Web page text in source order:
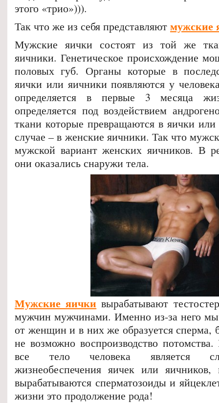
этого «трио»))).
Так что же из себя представляют мужские
Мужские яички состоят из той же
яичники. Генетическое происхождение
половых губ. Органы которые в
яички или яичники появляются у
определяется в первые 3 месяца
определяется под воздействием
ткани которые превращаются в яички
случае – в женские яичники. Так что
мужской вариант женских яичников. В
они оказались снаружи тела.
Мужские яички вырабатывают
мужчин мужчинами. Именно из-за него
от женщин и в них же образуется сперма,
не возможно воспроизводство
все тело человека является
жизнеобеспечения яичек или
вырабатываются сперматозоиды и
жизни это продолжение рода!